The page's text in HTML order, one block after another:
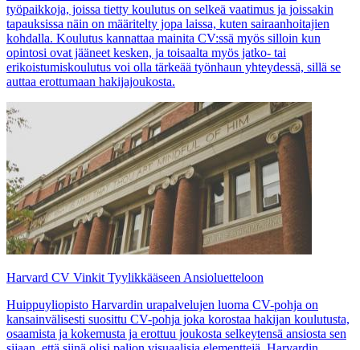
työpaikkoja, joissa tietty koulutus on selkeä vaatimus ja joissakin
tapauksissa näin on määritelty jopa laissa, kuten sairaanhoitajien
kohdalla. Koulutus kannattaa mainita CV:ssä myös silloin kun
opintosi ovat jääneet kesken, ja toisaalta myös jatko- tai
erikoistumiskoulutus voi olla tärkeää työnhaun yhteydessä, sillä se
auttaa erottumaan hakijajoukosta.
Harvard CV Vinkit Tyylikkääseen Ansioluetteloon
Huippuyliopisto Harvardin urapalvelujen luoma CV-pohja on
kansainvälisesti suosittu CV-pohja joka korostaa hakijan koulutusta,
osaamista ja kokemusta ja erottuu joukosta selkeytensä ansiosta sen